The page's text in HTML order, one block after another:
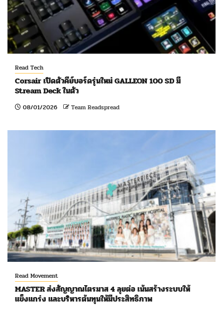
Read Tech
Corsair เปิดตัวคีย์บอร์ดรุ่นใหม่ GALLEON 100 SD มี
Stream Deck ในตัว
08/01/2026 Team Readspread
Read Movement
MASTER ส่งสัญญาณไตรมาส 4 ลุยต่อ เน้นสร้างระบบให้
แข็งแกร่ง และบริหารต้นทุนให้มีประสิทธิภาพ